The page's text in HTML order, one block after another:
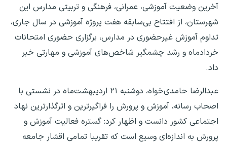
آخرین وضعیت آموزشی، عمرانی، فرهنگی و تربیتی مدارس این
شهرستان، از افتتاح بی‌سابقه هفت پروژه آموزشی در سال جاری،
تداوم آموزش غیرحضوری در مدارس، برگزاری حضوری امتحانات
خردادماه و رشد چشمگیر شاخص‌های آموزشی و مهارتی خبر
داد.
عبدالرضا حامدی‌خواه، دوشنبه ۲۱ اردیبهشت‌ماه در نشستی با
اصحاب رسانه، آموزش و پرورش را فراگیرترین و اثرگذارترین نهاد
اجتماعی کشور دانست و اظهار کرد: گستره فعالیت آموزش و
پرورش به اندازه‌ای وسیع است که تقریبا تمامی اقشار جامعه